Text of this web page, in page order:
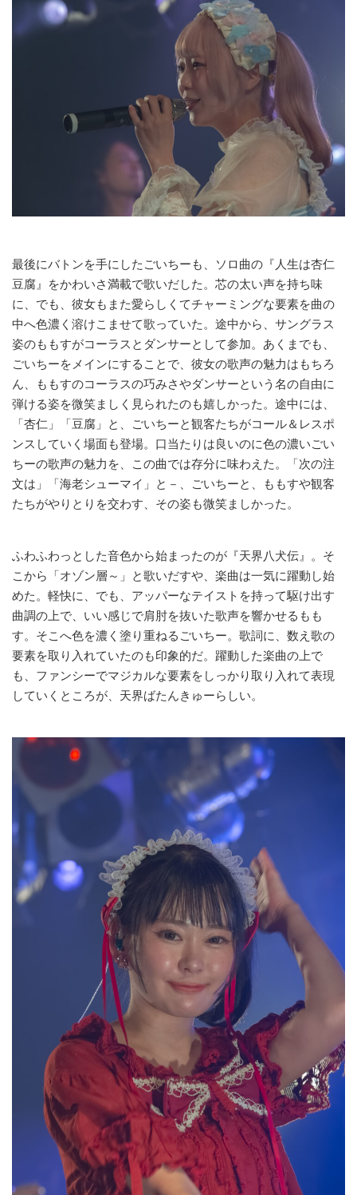
最後にバトンを手にしたごいちーも、ソロ曲の『人生は杏仁
豆腐』をかわいさ満載で歌いだした。芯の太い声を持ち味
に、でも、彼女もまた愛らしくてチャーミングな要素を曲の
中へ色濃く溶けこませて歌っていた。途中から、サングラス
姿のももすがコーラスとダンサーとして参加。あくまでも、
ごいちーをメインにすることで、彼女の歌声の魅力はもちろ
ん、ももすのコーラスの巧みさやダンサーという名の自由に
弾ける姿を微笑ましく見られたのも嬉しかった。途中には、
「杏仁」「豆腐」と、ごいちーと観客たちがコール＆レスポ
ンスしていく場面も登場。口当たりは良いのに色の濃いごい
ちーの歌声の魅力を、この曲では存分に味わえた。「次の注
文は」「海老シューマイ」と－、ごいちーと、ももすや観客
たちがやりとりを交わす、その姿も微笑ましかった。
ふわふわっとした音色から始まったのが『天界八犬伝』。そ
こから「オゾン層～」と歌いだすや、楽曲は一気に躍動し始
めた。軽快に、でも、アッパーなテイストを持って駆け出す
曲調の上で、いい感じで肩肘を抜いた歌声を響かせるもも
す。そこへ色を濃く塗り重ねるごいちー。歌詞に、数え歌の
要素を取り入れていたのも印象的だ。躍動した楽曲の上で
も、ファンシーでマジカルな要素をしっかり取り入れて表現
していくところが、天界ばたんきゅーらしい。